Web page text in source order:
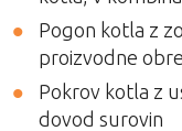
Pogon kotla z
proizvodne
Pokrov kotla z
dovod surovin